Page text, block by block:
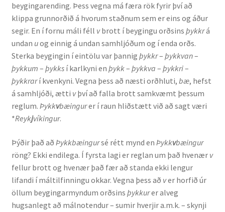
Hljóð og hljóðkerfi
Staða íslenskunnar
Ritverk og erindi
Bækur
Önnur ritverk
Ritrýndar greinar
Óritrýnt fræðilegt efni
Málfarspistlar
beygingarending. Þess vegna má færa rök fyrir því að
klippa grunnorðið á hvorum staðnum sem er eins og áður
segir. En í fornu máli féll vbrott í beygingu orðsins þykkrá
undan uog einnig á undan samhljóðum og í enda orðs.
Sterka beygingin í eintölu var þannig þykkr– þykkvan–
þykkum – þykks í karlkyni en þykk– þykkva – þykkri–
þykkrarí kvenkyni. Vegna þess að næsti orðhluti, bæ, hefst
á samhljóði, ætti vþví að falla brott samkvæmt þessum
reglum. Þykkvbæingurer í raun hliðstætt við að sagt væri
*Reykjvíkingur.
Þýðir það að Þykkbæingursé rétt mynd en Þykkvbæingur
röng? Ekki endilega. Í fyrsta lagi er reglan um það hvenær v
fellur brott og hvenær það fær að standa ekki lengur
lifandi í máltilfinningu okkar. Vegna þess að ver horfið úr
öllum beygingarmyndum orðsins þykkurer alveg
hugsanlegt að málnotendur – sumir hverjir a.m.k. – skynji